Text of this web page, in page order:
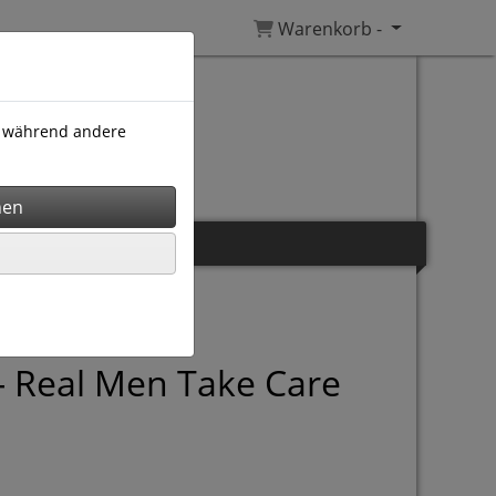
Warenkorb -
Men Take Care
während andere